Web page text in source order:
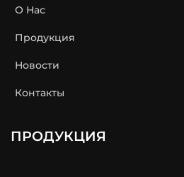
О Нас
Продукция
Новости
Контакты
ПРОДУКЦИЯ